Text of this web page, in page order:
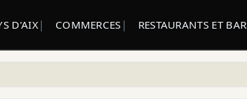
D'AIX COMMERCES RESTAURANTS ET